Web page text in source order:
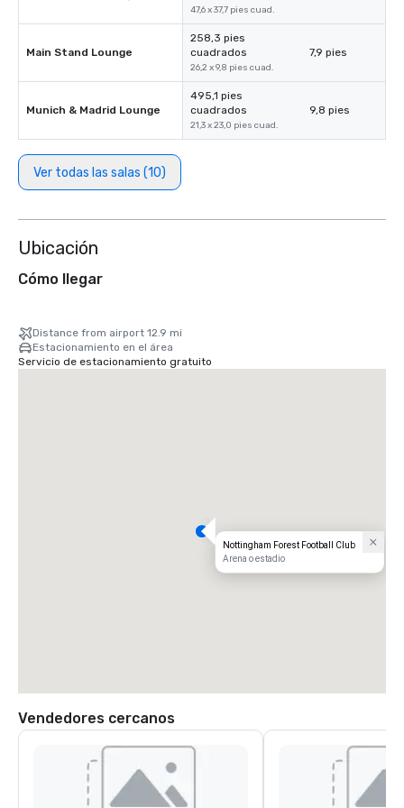
47,6 x 37,7 pies cuad.
Main Stand Lounge
258,3 pies
cuadrados
26,2 x 9,8 pies cuad.
7,9 pies
Munich & Madrid Lounge
495,1 pies
cuadrados
21,3 x 23,0 pies cuad.
9,8 pies
Ver todas las salas (10)
Ubicación
Cómo llegar
Distance from airport 12.9 mi
Estacionamiento en el área
Servicio de estacionamiento gratuito
Nottingham Forest Football Club
Arena o estadio
Vendedores cercanos